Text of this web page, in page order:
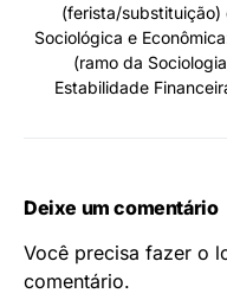
(ferista/substituição)
Sociológica e
(ramo da
Estabilidade
Deixe um comentário
Você precisa fazer o
comentário.